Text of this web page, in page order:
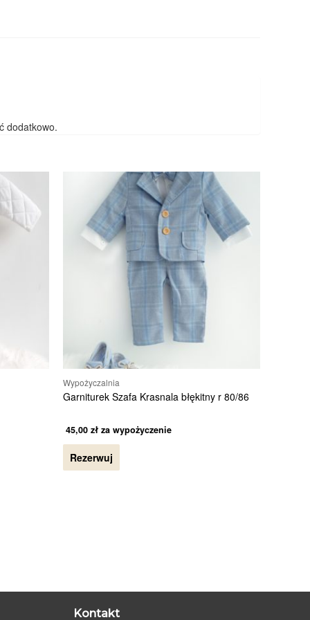
dodatkowo.
Wypożyczalnia
Garniturek Szafa Krasnala błękitny r 80/86
45,00 zł za wypożyczenie
Rezerwuj
Kontakt